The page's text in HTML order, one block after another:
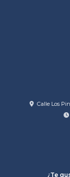
Calle Los
¿Te